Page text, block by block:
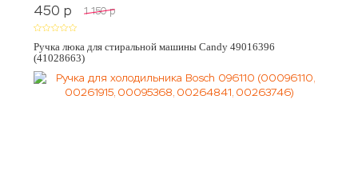
450 p 1 150 p
Ручка люка для стиральной машины Candy 49016396
(41028663)